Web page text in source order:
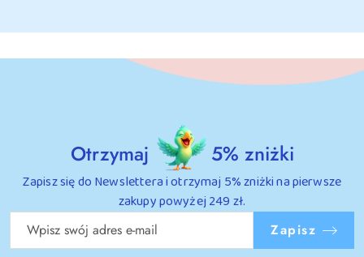
Otrzymaj 5% zniżki
Zapisz się do Newslettera i otrzymaj 5% zniżki na pierwsze
zakupy powyżej 249 zł.
Zapisz